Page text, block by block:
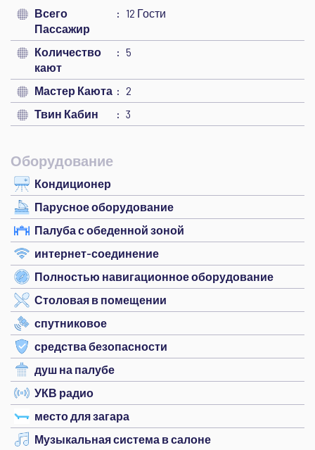
Всего
Пассажир
12 Гости
Количество
кают
5
Мастер Каюта
2
Твин Кабин
3
Оборудование
Кондиционер
Парусное оборудование
Палуба с обеденной зоной
интернет-соединение
Полностью навигационное оборудование
Столовая в помещении
спутниковое
средства безопасности
душ на палубе
УКВ радио
место для загара
Музыкальная система в салоне